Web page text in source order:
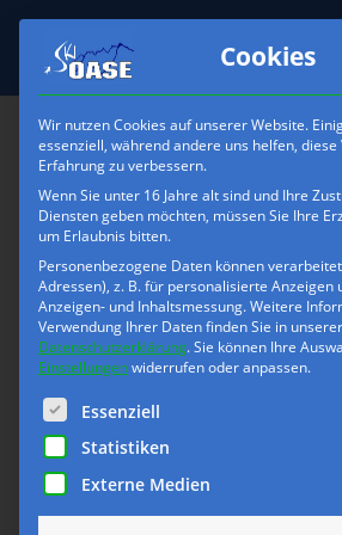
Skioase-
Freeride-4
Cookies
Wir nutzen Cookies auf unserer Website.
essenziell, während andere uns helfen, diese
Erfahrung zu verbessern.
Wenn Sie unter 16 Jahre alt sind und Ihre
Diensten geben möchten, müssen Sie Ihre
um Erlaubnis bitten.
Personenbezogene Daten können
Adressen), z. B. für personalisierte Anzeigen
Anzeigen- und Inhaltsmessung.Weitere
Verwendung Ihrer Daten finden Sie in unserer
Datenschutzerklärung.Sie können Ihre
Einstellungenwiderrufen oder anpassen.
Es folgt eine Liste der Service-
Essenziell
Statistiken
Externe Medien